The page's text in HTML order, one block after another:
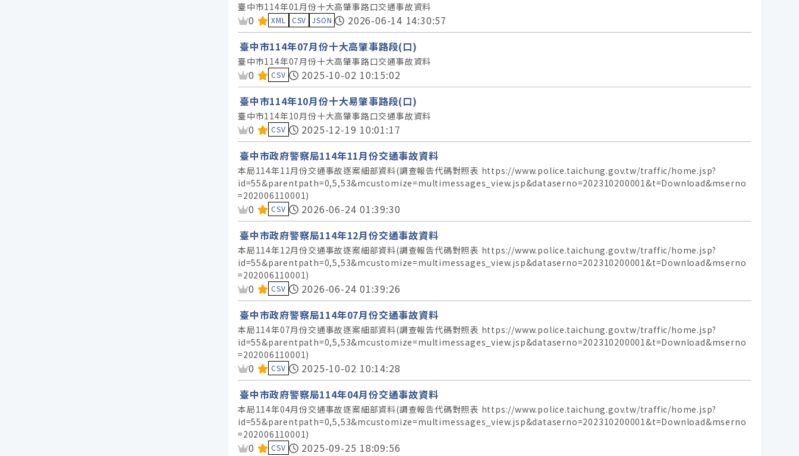
臺中市114年01月份十大高肇事路口交通事故資料
資料集評分：
0 XML CSV JSON
2026-06-14 14:30:57
臺中市114年07月份十大高肇事路段(口)
臺中市114年07月份十大高肇事路口交通事故資料
資料集評分：
0 CSV
2025-10-02 10:15:02
臺中市114年10月份十大易肇事路段(口)
臺中市114年10月份十大高肇事路口交通事故資料
資料集評分：
0 CSV
2025-12-19 10:01:17
臺中市政府警察局114年11月份交通事故資料
本局114年11月份交通事故逐案細部資料(調查報告代碼對照表 https://www.police.taichung.gov.tw/traffic/home.jsp?
id=55&parentpath=0,5,53&mcustomize=multimessages_view.jsp&dataserno=202310200001&t=Download&mserno
=202006110001)
資料集評分：
0 CSV
2026-06-24 01:39:30
臺中市政府警察局114年12月份交通事故資料
本局114年12月份交通事故逐案細部資料(調查報告代碼對照表 https://www.police.taichung.gov.tw/traffic/home.jsp?
id=55&parentpath=0,5,53&mcustomize=multimessages_view.jsp&dataserno=202310200001&t=Download&mserno
=202006110001)
資料集評分：
0 CSV
2026-06-24 01:39:26
臺中市政府警察局114年07月份交通事故資料
本局114年07月份交通事故逐案細部資料(調查報告代碼對照表 https://www.police.taichung.gov.tw/traffic/home.jsp?
id=55&parentpath=0,5,53&mcustomize=multimessages_view.jsp&dataserno=202310200001&t=Download&mserno
=202006110001)
資料集評分：
0 CSV
2025-10-02 10:14:28
臺中市政府警察局114年04月份交通事故資料
本局114年04月份交通事故逐案細部資料(調查報告代碼對照表 https://www.police.taichung.gov.tw/traffic/home.jsp?
id=55&parentpath=0,5,53&mcustomize=multimessages_view.jsp&dataserno=202310200001&t=Download&mserno
=202006110001)
資料集評分：
0 CSV
2025-09-25 18:09:56